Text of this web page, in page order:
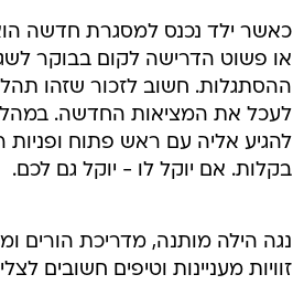
כאשר ילד נכנס למסגרת חדשה
או פשוט הדרישה לקום בבוקר
ההסתגלות. חשוב לזכור שזהו
לעכל את המציאות החדשה.
להגיע אליה עם ראש פתוח
בקלות. אם יוקל לו - יוקל גם לכם.
זוויות מעניינות וטיפים חשובים